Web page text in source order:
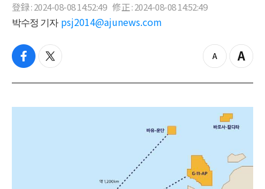
登録 : 2024-08-08 14:52:49 修正 : 2024-08-08 14:52:49
박수정 기자 psj2014@ajunews.com
f
c
b
t
i
t
z
o
o
u
t
Z
o
i